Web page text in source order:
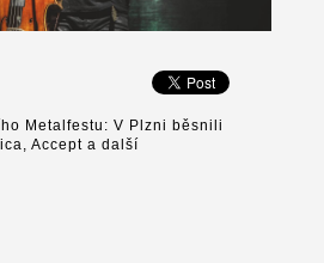
Metalfestu: V Plzni běsnili
Accept a další